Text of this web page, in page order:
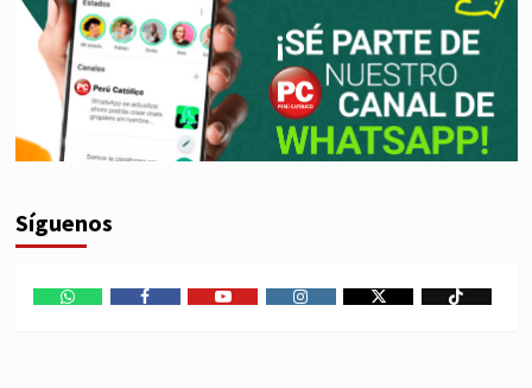
Síguenos